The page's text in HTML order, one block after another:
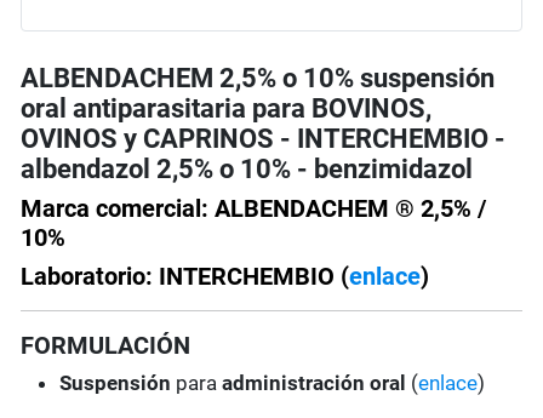
ALBENDACHEM 2,5% o 10% suspensión
oral antiparasitaria para BOVINOS,
OVINOS y CAPRINOS - INTERCHEMBIO -
albendazol 2,5% o 10% - benzimidazol
Marca comercial: ALBENDACHEM ® 2,5% /
10%
Laboratorio: INTERCHEMBIO (enlace)
FORMULACIÓN
Suspensión paraadministración oral (enlace)